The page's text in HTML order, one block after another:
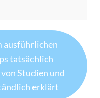
ausführlichen
tatsächlich
Studien und
erklärt